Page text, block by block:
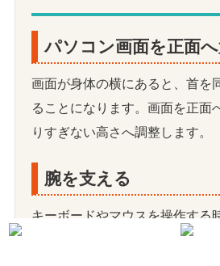
パソコン画面を正面へ
画面が身体の横にあると、首を
ることになります。画面を正面
りすぎない高さへ調整します。
腕を支える
キーボードやマウスを操作する
と、肩をすくめやすくなります